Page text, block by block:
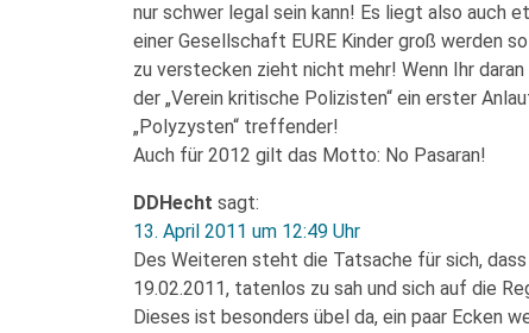
nur schwer legal sein kann! Es liegt also auch
einer Gesellschaft EURE Kinder groß werden
zu verstecken zieht nicht mehr! Wenn Ihr
der „Verein kritische Polizisten“ ein erster
„Polyzysten“ treffender!
Auch für 2012 gilt das Motto: No Pasaran!
DDHecht sagt:
13. April 2011 um 12:49 Uhr
Des Weiteren steht die Tatsache für sich,
19.02.2011, tatenlos zu sah und sich auf die
Dieses ist besonders übel da, ein paar Ecken